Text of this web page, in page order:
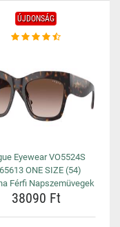
ÚJDONSÁG
Eyewear VO5524S
ONE SIZE (54)
Férfi Napszemüvegek
38090 Ft